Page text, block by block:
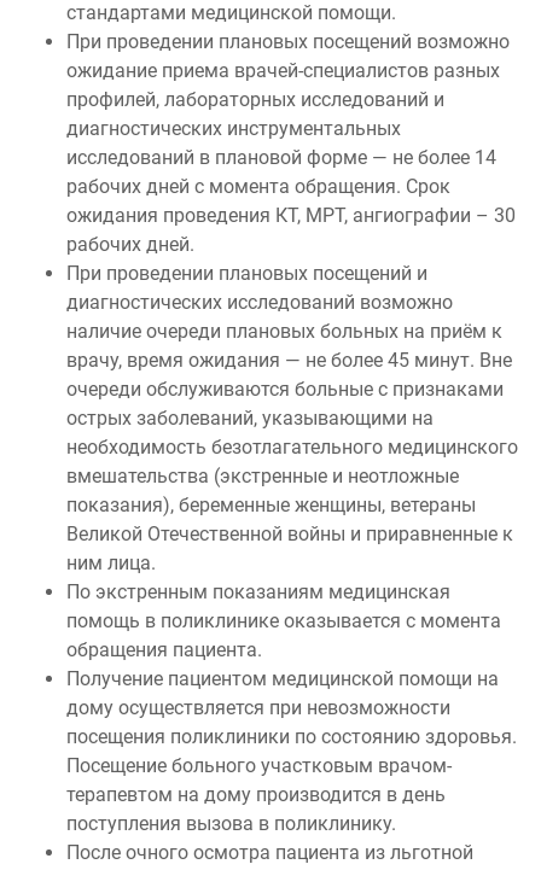
стандартами медицинской помощи.
При проведении плановых посещений возможно
ожидание приема врачей-специалистов разных
профилей, лабораторных исследований и
диагностических инструментальных
исследований в плановой форме — не более 14
рабочих дней с момента обращения. Срок
ожидания проведения КТ, МРТ, ангиографии – 30
рабочих дней.
При проведении плановых посещений и
диагностических исследований возможно
наличие очереди плановых больных на приём к
врачу, время ожидания — не более 45 минут. Вне
очереди обслуживаются больные с признаками
острых заболеваний, указывающими на
необходимость безотлагательного медицинского
вмешательства (экстренные и неотложные
показания), беременные женщины, ветераны
Великой Отечественной войны и приравненные к
ним лица.
По экстренным показаниям медицинская
помощь в поликлинике оказывается с момента
обращения пациента.
Получение пациентом медицинской помощи на
дому осуществляется при невозможности
посещения поликлиники по состоянию здоровья.
Посещение больного участковым врачом-
терапевтом на дому производится в день
поступления вызова в поликлинику.
После очного осмотра пациента из льготной